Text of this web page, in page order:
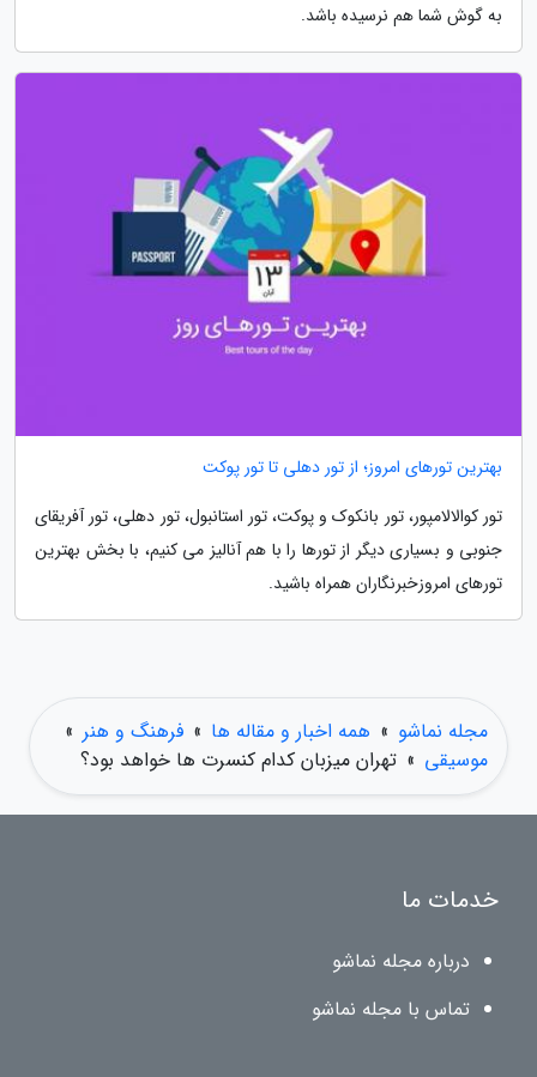
به گوش شما هم نرسیده باشد.
بهترین تورهای امروز؛ از تور دهلی تا تور پوکت
تور کوالالامپور، تور بانکوک و پوکت، تور استانبول، تور دهلی، تور آفریقای
جنوبی و بسیاری دیگر از تورها را با هم آنالیز می کنیم، با بخش بهترین
تورهای امروزخبرنگاران همراه باشید.
مجله نماشو » همه اخبار و مقاله ها » فرهنگ و هنر »
موسیقی » تهران میزبان کدام کنسرت ها خواهد بود؟
خدمات ما
درباره مجله نماشو
تماس با مجله نماشو